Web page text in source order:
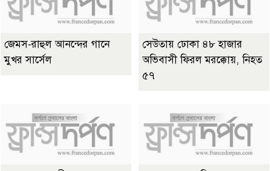
জেমস-রাহুল আনন্দের গানে
মুখর সার্সেল
সেউতায় ঢোকা ৪৮ হাজার
অভিবাসী ফিরল মরক্কোয়, নিহত
৫৭